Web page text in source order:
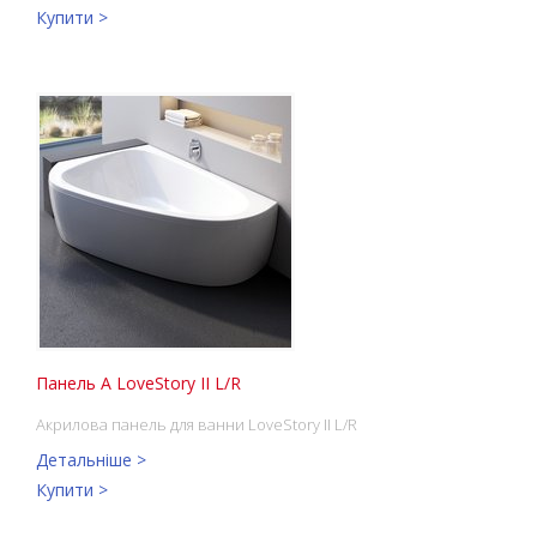
Купити >
Панель A LoveStory II L/R
Акрилова панель для ванни LoveStory II L/R
Детальніше >
Купити >